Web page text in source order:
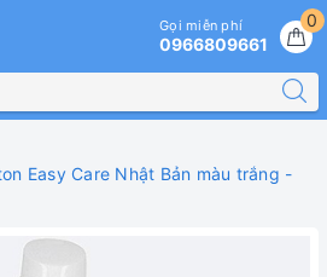
0
Gọi miễn phí
0966809661
Easy Care Nhật Bản màu trắng -